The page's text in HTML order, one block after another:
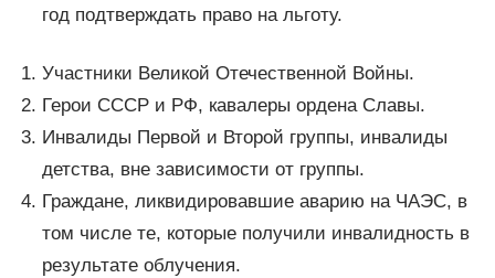
год подтверждать право на льготу.
Участники Великой Отечественной Войны.
Герои СССР и РФ, кавалеры ордена Славы.
Инвалиды Первой и Второй группы, инвалиды
детства, вне зависимости от группы.
Граждане, ликвидировавшие аварию на ЧАЭС, в
том числе те, которые получили инвалидность в
результате облучения.